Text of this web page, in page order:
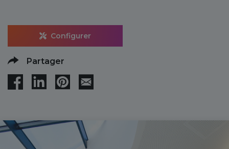
Configurer
Partager